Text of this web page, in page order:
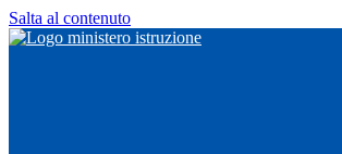
Salta al contenuto